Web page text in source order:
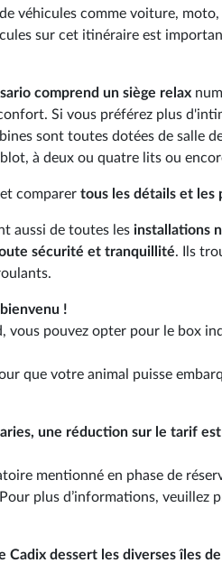
véhicules comme voiture,
sur cet itinéraire est
comprend un siège relax
Si vous préférez plus
sont toutes dotées de salle
à deux ou quatre lits ou
comparer tous les détails et les
aussi de toutes les installations
sécurité et tranquillité. Ils
!
vous pouvez opter pour le box
que votre animal puisse
une réduction sur le tarif
mentionné en phase de
plus d’informations, veuillez
dessert les diverses îles